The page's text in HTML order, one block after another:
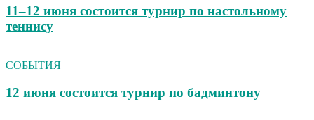
11–12 июня состоится турнир по настольному
теннису
СОБЫТИЯ
12 июня состоится турнир по бадминтону